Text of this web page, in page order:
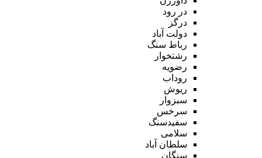
در رود
درگز
دولت آباد
رباط سنگ
رشتخوار
رضویه
روداب
ریوش
سبزوار
سرخس
سفیدسنگ
سلامی
سلطان آباد
سنگان